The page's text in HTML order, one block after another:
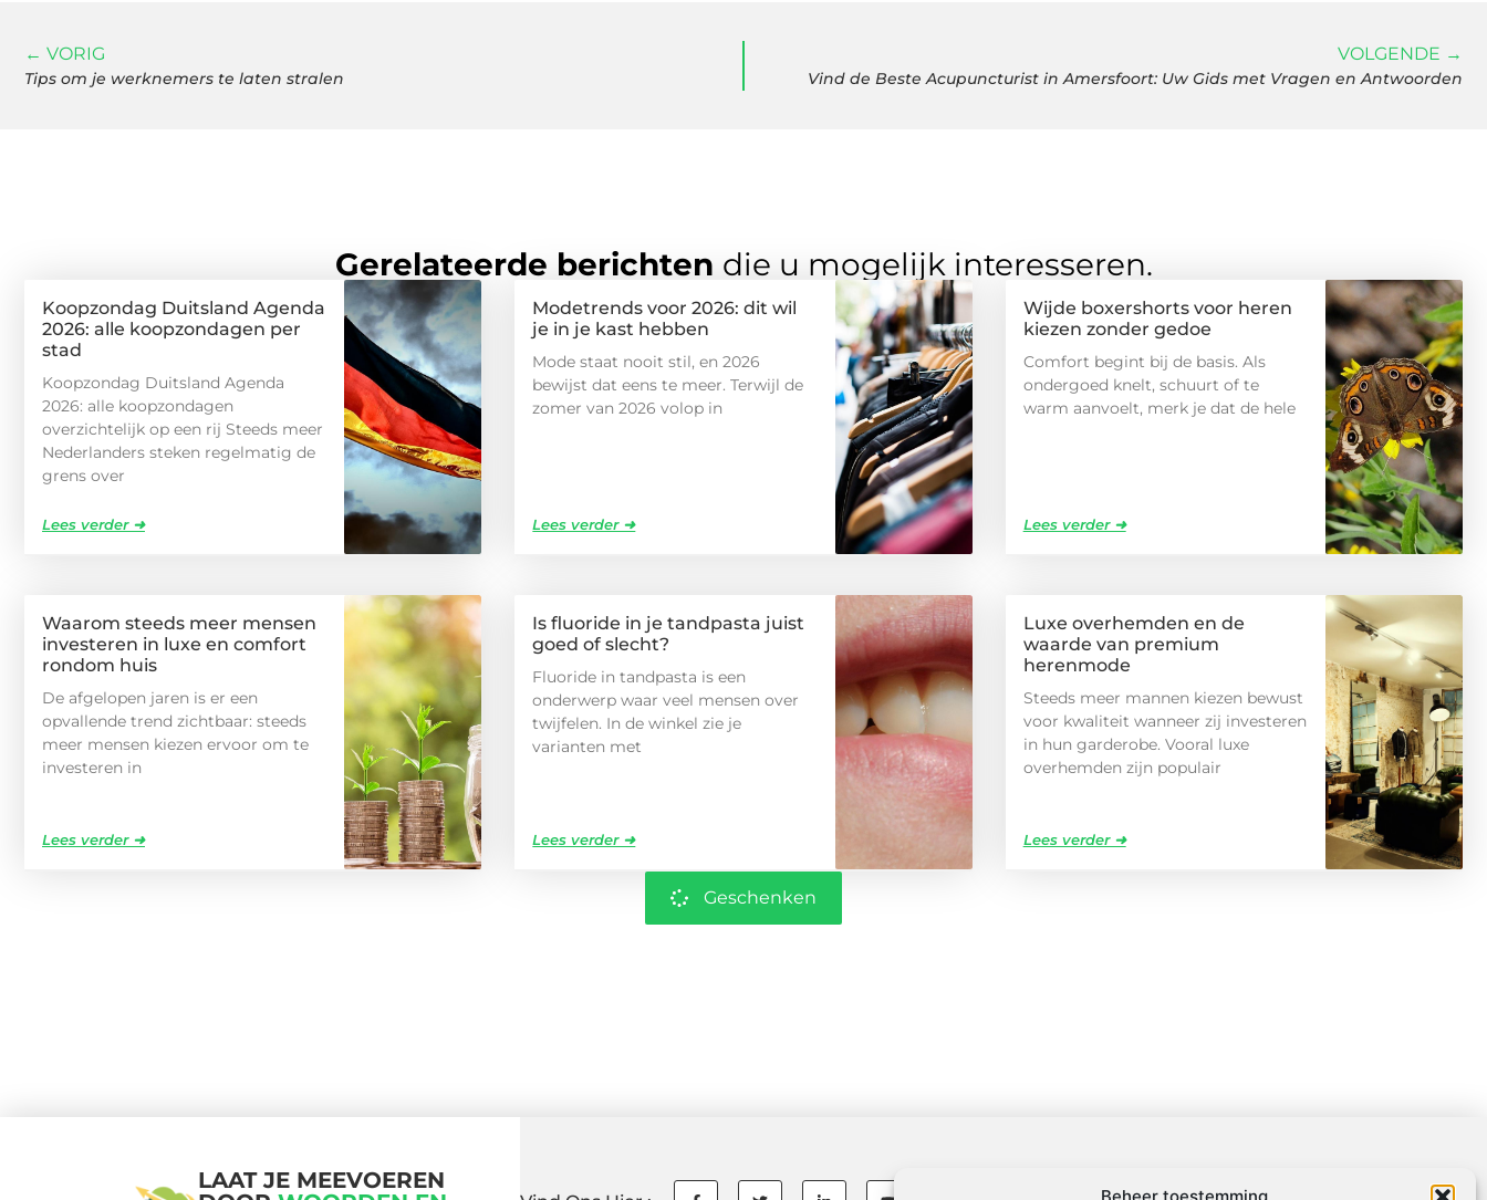
Beheer toestemming
← VORIG
Tips om je werknemers te laten stralen
VOLGENDE →
Vind de Beste Acupuncturist in Amersfoort: Uw Gids met Vragen en Antwoorden
Gerelateerde berichten die u mogelijk interesseren.
Koopzondag Duitsland Agenda
2026: alle koopzondagen per
stad
Koopzondag Duitsland Agenda
2026: alle koopzondagen
overzichtelijk op een rij Steeds meer
Nederlanders steken regelmatig de
grens over
Lees verder ➜
Modetrends voor 2026: dit wil
je in je kast hebben
Mode staat nooit stil, en 2026
bewijst dat eens te meer. Terwijl de
zomer van 2026 volop in
Lees verder ➜
Wijde boxershorts voor heren
kiezen zonder gedoe
Comfort begint bij de basis. Als
ondergoed knelt, schuurt of te
warm aanvoelt, merk je dat de hele
Lees verder ➜
Waarom steeds meer mensen
investeren in luxe en comfort
rondom huis
De afgelopen jaren is er een
opvallende trend zichtbaar: steeds
meer mensen kiezen ervoor om te
investeren in
Lees verder ➜
Is fluoride in je tandpasta juist
goed of slecht?
Fluoride in tandpasta is een
onderwerp waar veel mensen over
twijfelen. In de winkel zie je
varianten met
Lees verder ➜
Luxe overhemden en de
waarde van premium
herenmode
Steeds meer mannen kiezen bewust
voor kwaliteit wanneer zij investeren
in hun garderobe. Vooral luxe
overhemden zijn populair
Lees verder ➜
Geschenken
LAAT JE MEEVOEREN